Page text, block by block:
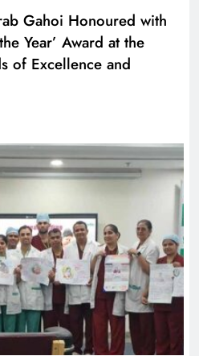
Gahoi Honoured with
Year’ Award at the
of Excellence and